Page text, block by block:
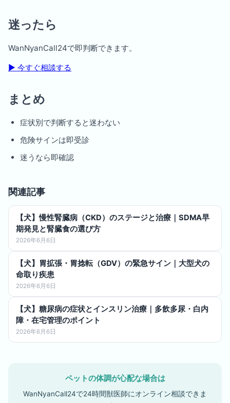
迷ったら
WanNyanCall24で即判断できます。
▶︎ 今すぐ相談する
まとめ
症状別で判断すると迷わない
危険サインは即受診
迷うなら即確認
関連記事
【犬】慢性腎臓病（CKD）のステージと治療｜SDMA早
期発見と腎臓食の選び方
2026年6月6日
【犬】胃拡張・胃捻転（GDV）の緊急サイン｜大型犬の
命取り疾患
2026年6月6日
【犬】糖尿病の症状とインスリン治療｜多飲多尿・白内
障・在宅管理のポイント
2026年6月6日
ペットの体調が心配な場合は
WanNyanCall24で24時間獣医師にオンライン相談できま